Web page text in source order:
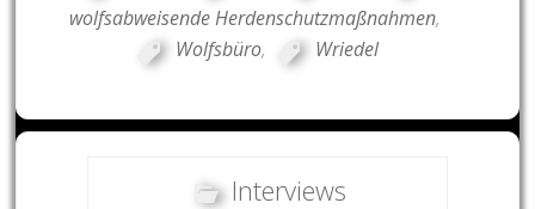
wolfsabweisende Herdenschutzmaßnahmen,
Wolfsbüro, Wriedel
Interviews